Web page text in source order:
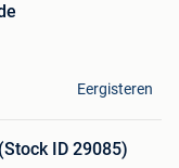
Eergisteren
ID 29085)